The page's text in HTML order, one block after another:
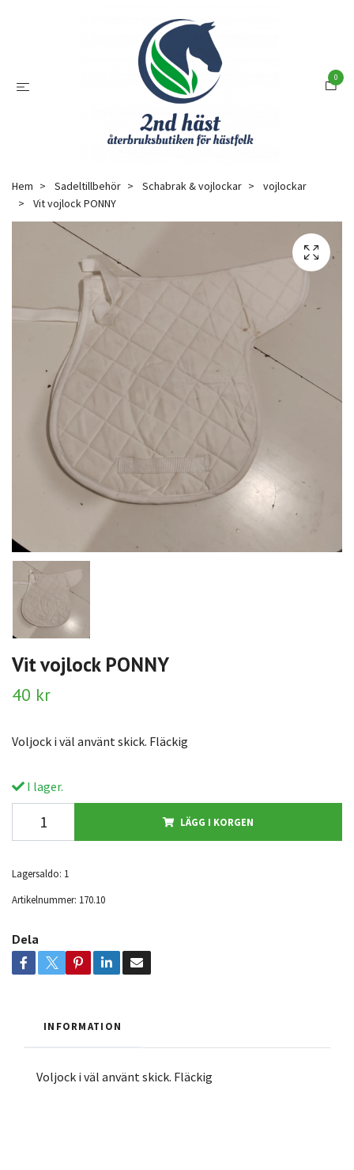
0
Hem Sadeltillbehör Schabrak & vojlockar
vojlockar
Vit vojlock PONNY
Vit vojlock PONNY
40 kr
Voljock i väl använt skick. Fläckig
I lager.
LÄGG I KORGEN
Lagersaldo: 1
Artikelnummer: 170.10
Dela
INFORMATION
Voljock i väl använt skick. Fläckig